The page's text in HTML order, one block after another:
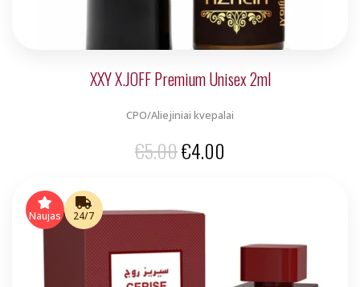
XXY X.JOFF Premium Unisex 2ml
CPO/Aliejiniai kvepalai
€5.00Original
was:
€5.00.
€4.00
€4.00.
Naujas 24/7